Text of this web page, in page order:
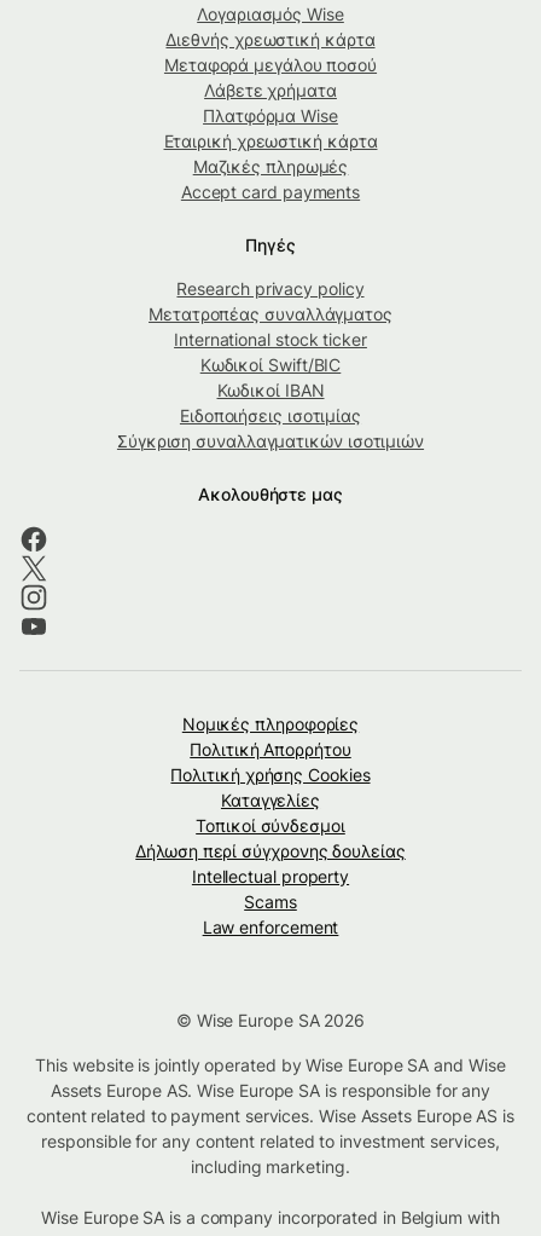
Λογαριασμός Wise
Διεθνής χρεωστική κάρτα
Μεταφορά μεγάλου ποσού
Λάβετε χρήματα
Πλατφόρμα Wise
Εταιρική χρεωστική κάρτα
Μαζικές πληρωμές
Accept card payments
Πηγές
Research privacy policy
Μετατροπέας συναλλάγματος
International stock ticker
Κωδικοί Swift/BIC
Κωδικοί IBAN
Ειδοποιήσεις ισοτιμίας
Σύγκριση συναλλαγματικών ισοτιμιών
Ακολουθήστε μας
Νομικές πληροφορίες
Πολιτική Απορρήτου
Πολιτική χρήσης Cookies
Καταγγελίες
Τοπικοί σύνδεσμοι
Δήλωση περί σύγχρονης δουλείας
Intellectual property
Scams
Law enforcement
© Wise Europe SA 2026
This website is jointly operated by Wise Europe SA and Wise
Assets Europe AS. Wise Europe SA is responsible for any
content related to payment services. Wise Assets Europe AS is
responsible for any content related to investment services,
including marketing.
Wise Europe SA is a company incorporated in Belgium with